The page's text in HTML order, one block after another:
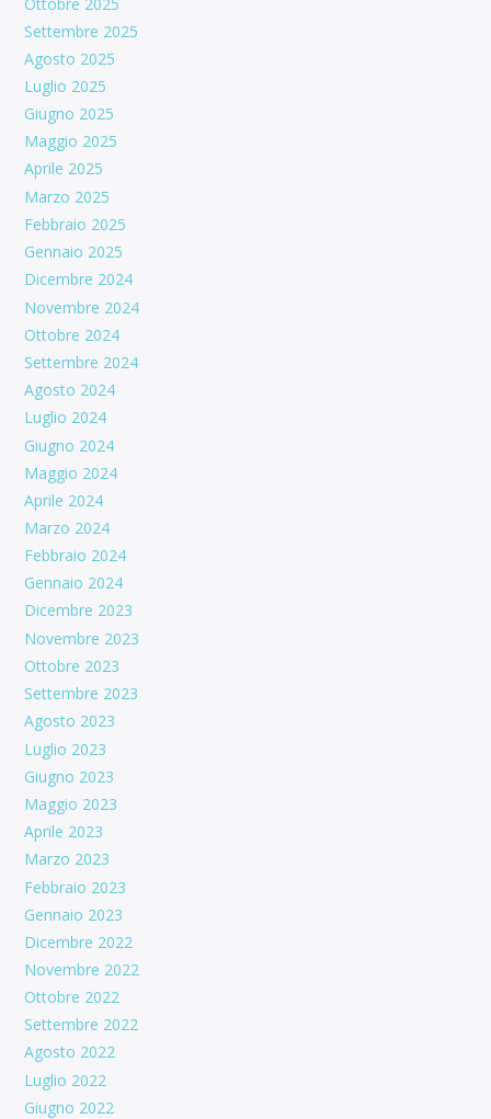
Settembre 2025
Agosto 2025
Luglio 2025
Giugno 2025
Maggio 2025
Aprile 2025
Marzo 2025
Febbraio 2025
Gennaio 2025
Dicembre 2024
Novembre 2024
Ottobre 2024
Settembre 2024
Agosto 2024
Luglio 2024
Giugno 2024
Maggio 2024
Aprile 2024
Marzo 2024
Febbraio 2024
Gennaio 2024
Dicembre 2023
Novembre 2023
Ottobre 2023
Settembre 2023
Agosto 2023
Luglio 2023
Giugno 2023
Maggio 2023
Aprile 2023
Marzo 2023
Febbraio 2023
Gennaio 2023
Dicembre 2022
Novembre 2022
Ottobre 2022
Settembre 2022
Agosto 2022
Luglio 2022
Giugno 2022